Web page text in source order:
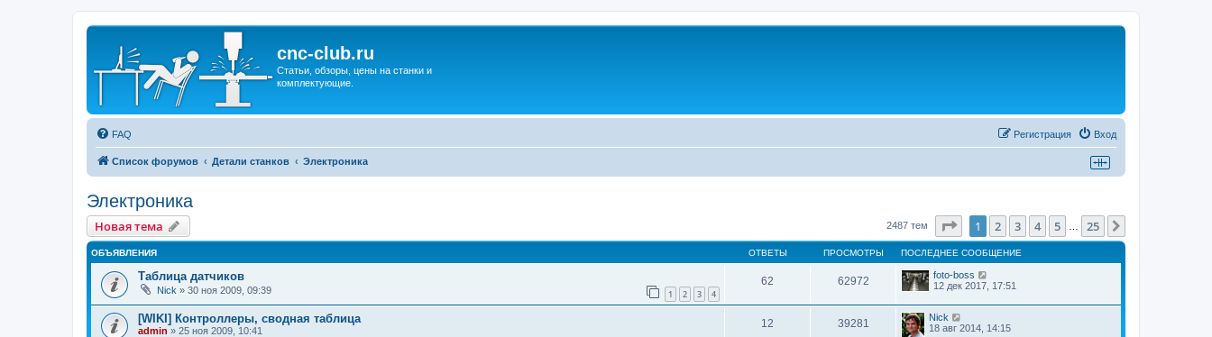
cnc-club.ru
Статьи, обзоры, цены на станки и
комплектующие.
FAQ Вход
Регистрация
Список форумов Детали станков Электроника
Электроника
Новая тема 2487 тем Страница1 из 25
1 2 3 4 5 25
ОБЪЯВЛЕНИЯ ОТВЕТЫ ПРОСМОТРЫ ПОСЛЕДНЕЕ СООБЩЕНИЕ
Таблица датчиков
Nick » 30 ноя 2009, 09:39 1 2 3 4
62 62972
foto-boss
12 дек 2017, 17:51
[WIKI] Контроллеры, сводная таблица
admin » 25 ноя 2009, 10:41
12 39281
Nick
18 авг 2014, 14:15